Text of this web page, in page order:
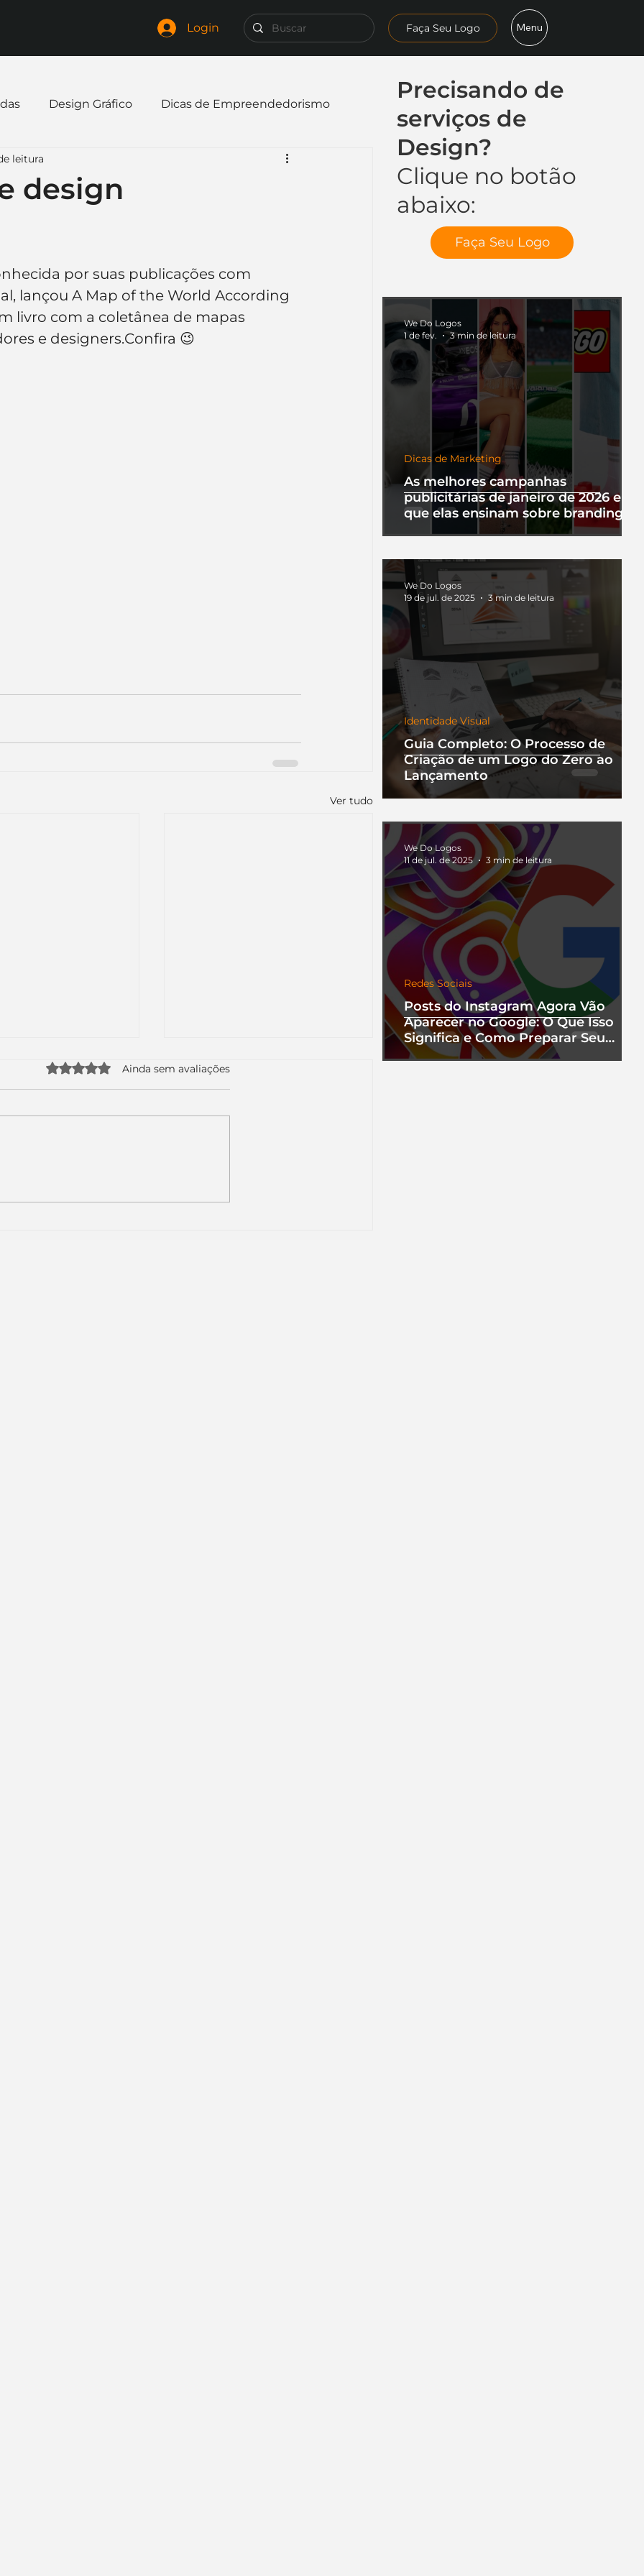
Login Faça Seu Logo Menu
Precisando de
serviços de
Design?
Clique no botão
abaixo:
Faça Seu Logo
As melhores campanhas
publicitárias de janeiro de 2026 e o
que elas ensinam sobre branding
Dicas de Marketing
We Do Logos
1 de fev.
3 min de leitura
Guia Completo: O Processo de
Criação de um Logo do Zero ao
Lançamento
Identidade Visual
We Do Logos
19 de jul. de 2025
3 min de leitura
Posts do Instagram Agora Vão
Aparecer no Google: O Que Isso
Significa e Como Preparar Seu
Perfil
Redes Sociais
We Do Logos
11 de jul. de 2025
3 min de leitura
Design Gráfico Dicas de Empreendedorismo
negócio
Curiosidades Frases Logotipo
de empresa Branding
design
leitura
por suas publicações com
lançou A Map of the World According
livro com a coletânea de mapas
e designers.Confira 😉
Ver tudo
Avaliado com 0 de 5 estrelas.
Ainda sem avaliações